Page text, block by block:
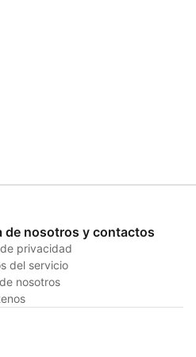
de nosotros y contactos
privacidad
del servicio
nosotros